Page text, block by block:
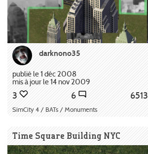
darknono35
publié le 1 déc 2008
mis à jour le 14 nov 2009
3 6 6513
SimCity 4 / BATs / Monuments
Time Square Building NYC